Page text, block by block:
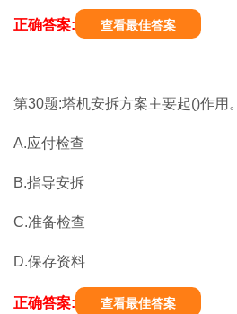
正确答案: 查看最佳答案
第30题:塔机安拆方案主要起()作用。
A.应付检查
B.指导安拆
C.准备检查
D.保存资料
正确答案: 查看最佳答案